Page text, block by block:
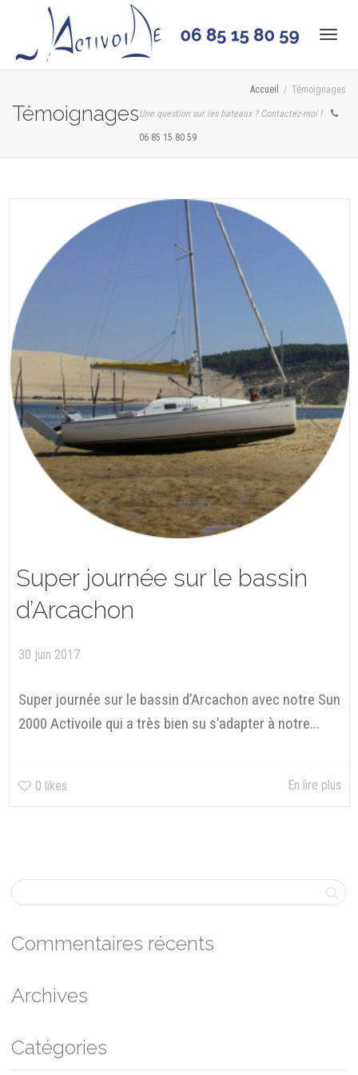
Témoignages
Accueil Témoignages
Une question sur les bateaux ? Contactez-moi !
06 85 15 80 59
Super journée sur le bassin
d’Arcachon
30 juin 2017
Super journée sur le bassin d’Arcachon avec notre Sun
2000 Activoile qui a très bien su s’adapter à notre...
0 likes En lire plus
Commentaires récents
Archives
Catégories